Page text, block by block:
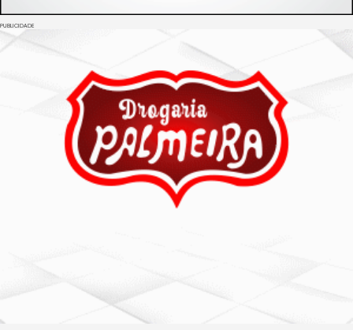
PUBLICIDADE